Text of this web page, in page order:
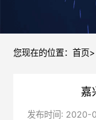
您现在的位置： 首页>
嘉
发布时间: 2020-